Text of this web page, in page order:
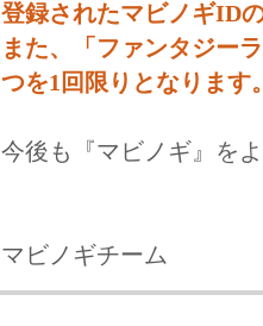
登録されたマビノギID
また、「ファンタジー
つを1回限りとなります
今後も『マビノギ』を
マビノギチーム